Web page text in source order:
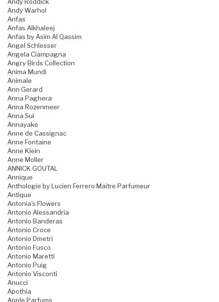
Andy Roddick
Andy Warhol
Anfas
Anfas Alkhaleej
Anfas by Asim Al Qassim
Angel Schlesser
Angela Ciampagna
Angry Birds Collection
Anima Mundi
Animale
Ann Gerard
Anna Paghera
Anna Rozenmeer
Anna Sui
Annayake
Anne de Cassignac
Anne Fontaine
Anne Klein
Anne Moller
ANNICK GOUTAL
Annique
Anthologie by Lucien Ferrero Maitre Parfumeur
Antique
Antonia's Flowers
Antonio Alessandria
Antonio Banderas
Antonio Croce
Antonio Dmetri
Antonio Fusco
Antonio Maretti
Antonio Puig
Antonio Visconti
Anucci
Apothia
Apple Parfums